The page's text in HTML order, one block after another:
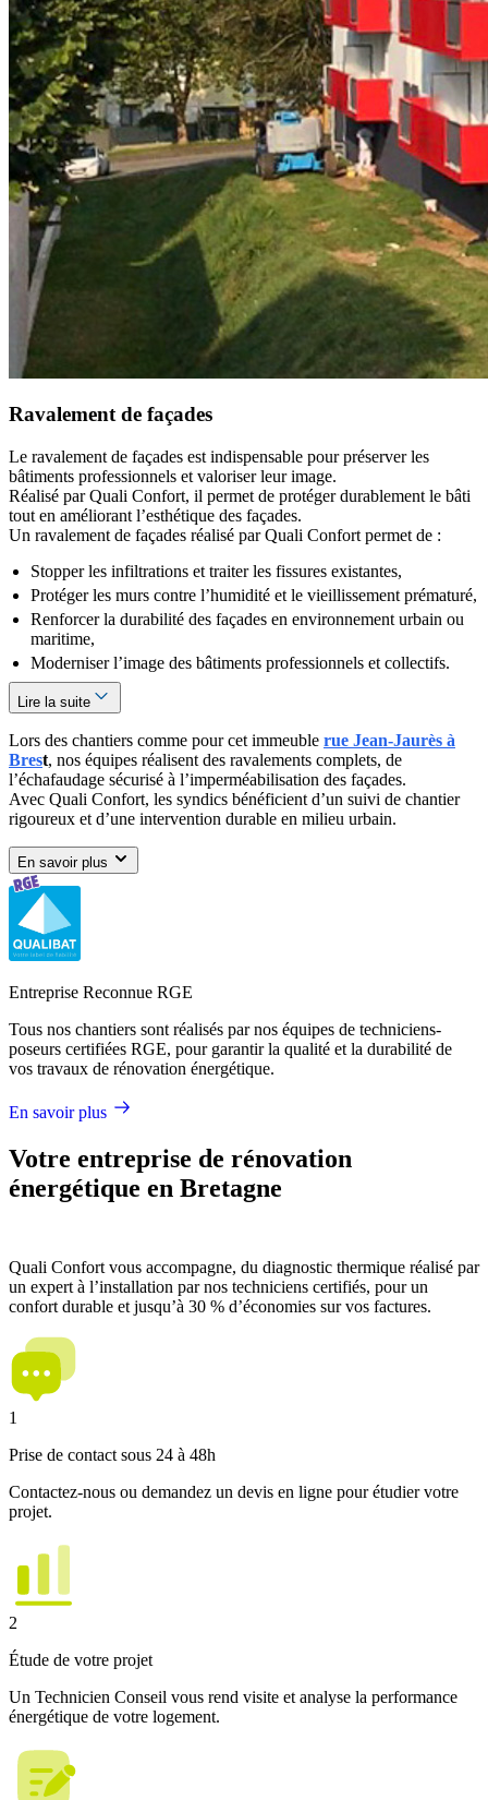
Ravalement de façades
Le ravalement de façades est indispensable pour préserver les
bâtiments professionnels et valoriser leur image.
Réalisé par Quali Confort, il permet de protéger durablement le bâti
tout en améliorant l’esthétique des façades.
Un ravalement de façades réalisé par Quali Confort permet de :
Stopper les infiltrations et traiter les fissures existantes,
Protéger les murs contre l’humidité et le vieillissement prématuré,
Renforcer la durabilité des façades en environnement urbain ou
maritime,
Moderniser l’image des bâtiments professionnels et collectifs.
Lire la suite
Lors des chantiers comme pour cet immeuble rue Jean‑Jaurès à
Brest, nos équipes réalisent des ravalements complets, de
l’échafaudage sécurisé à l’imperméabilisation des façades.
Avec Quali Confort, les syndics bénéficient d’un suivi de chantier
rigoureux et d’une intervention durable en milieu urbain.
En savoir plus
Entreprise Reconnue RGE
Tous nos chantiers sont réalisés par nos équipes de techniciens-
poseurs certifiées RGE, pour garantir la qualité et la durabilité de
vos travaux de rénovation énergétique.
En savoir plus
Votre entreprise de rénovation
énergétique en Bretagne
Quali Confort vous accompagne, du diagnostic thermique réalisé par
un expert à l’installation par nos techniciens certifiés, pour un
confort durable et jusqu’à 30 % d’économies sur vos factures.
1
Prise de contact sous 24 à 48h
Contactez-nous ou demandez un devis en ligne pour étudier votre
projet.
2
Étude de votre projet
Un Technicien Conseil vous rend visite et analyse la performance
énergétique de votre logement.